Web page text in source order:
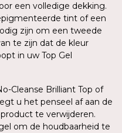
een volledige dekking.
tint of een
zijn om een tweede
te zijn dat de kleur
in uw Top Gel
Cleanse Brilliant Top of
u het penseel af aan de
te verwijderen.
om de houdbaarheid te